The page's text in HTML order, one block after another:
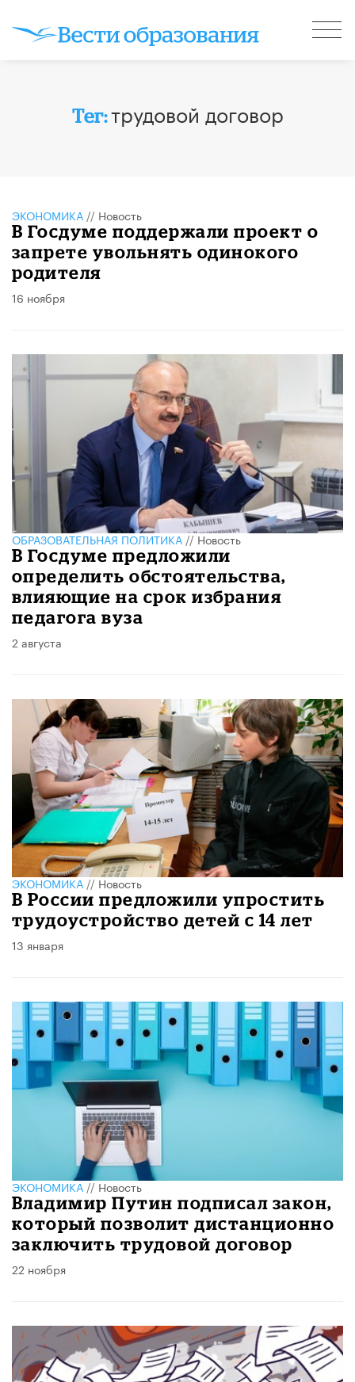
Тег:трудовой договор
ЭКОНОМИКА // Новость
В Госдуме поддержали проект о
запрете увольнять одинокого
родителя
16 ноября
ОБРАЗОВАТЕЛЬНАЯ ПОЛИТИКА//Новость
В Госдуме предложили
определить обстоятельства,
влияющие на срок избрания
педагога вуза
2 августа
ЭКОНОМИКА//Новость
В России предложили упростить
трудоустройство детей с 14 лет
13 января
ЭКОНОМИКА//Новость
Владимир Путин подписал закон,
который позволит дистанционно
заключить трудовой договор
22 ноября